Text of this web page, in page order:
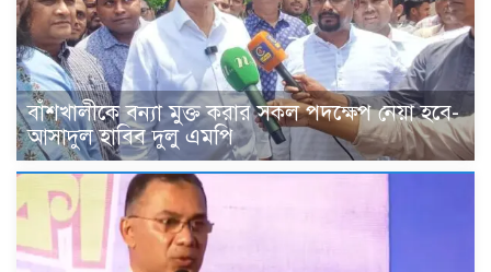
বাঁশখালীকে বন্যা মুক্ত করার সকল পদক্ষেপ নেয়া হবে-
আসাদুল হাবিব দুলু এমপি